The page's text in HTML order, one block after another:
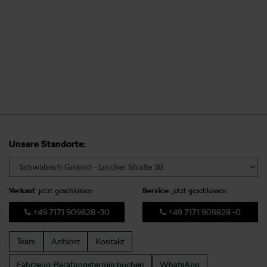
Unsere Standorte:
Verkauf: jetzt geschlossen
+49 7171 909828 -30
Service: jetzt geschlossen
+49 7171 909828 -0
Team Anfahrt Kontakt
Fahrzeug-Beratungstermin buchen WhatsApp